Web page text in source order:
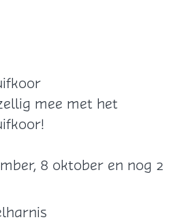
mee met het
8 oktober en nog 2